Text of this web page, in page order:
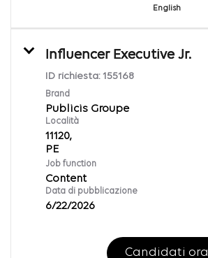
English
Influencer Executive Jr.
ID richiesta: 155168
Brand
Publicis Groupe
Località
11120,
Job function
Content
Data di pubblicazione
6/22/2026
Candidati ora